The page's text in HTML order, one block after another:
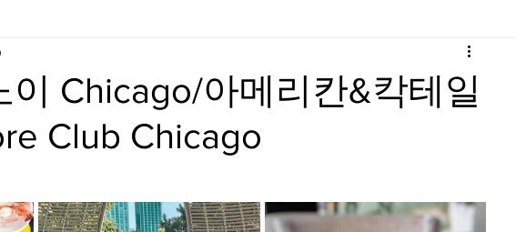
/여행지 Austin-맛집/여행지
/여행지 Bar Harbor-맛집/여행지
집/여행지 Bloomington-맛집/여행지 Boone-맛집/여행지
이 Chicago/아메리칸&칵테일
Club Chicago